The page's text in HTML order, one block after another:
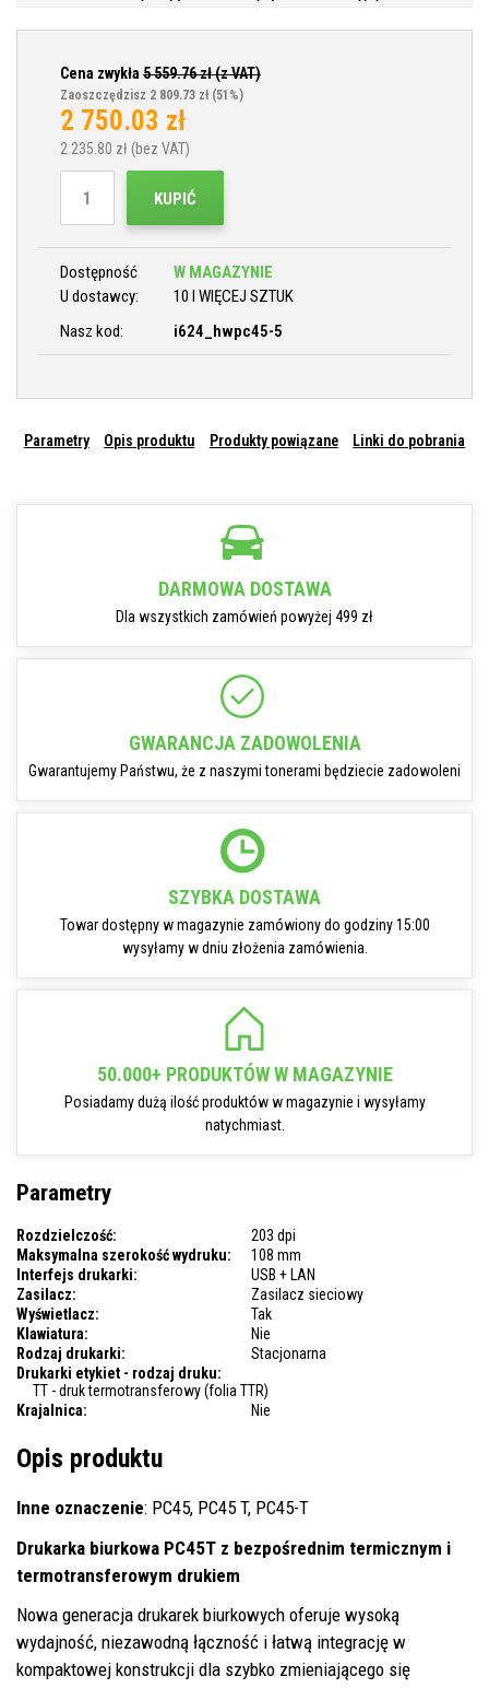
Cena zwykła 5 559.76zł (z VAT)
Zaoszczędzisz 2 809.73 zł (51%)
2 750.03 zł
2 235.80 zł (bez VAT)
KUPIĆ
Dostępność
W MAGAZYNIE
U dostawcy:
10 I WIĘCEJ SZTUK
Nasz kod:
i624_hwpc45-5
Parametry Opis produktu Produkty powiązane Linki do pobrania
DARMOWA DOSTAWA
Dla wszystkich zamówień powyżej 499 zł
GWARANCJA ZADOWOLENIA
Gwarantujemy Państwu, że z naszymi tonerami będziecie zadowoleni
SZYBKA DOSTAWA
Towar dostępny w magazynie zamówiony do godziny 15:00
wysyłamy w dniu złożenia zamówienia.
50.000+ PRODUKTÓW W MAGAZYNIE
Posiadamy dużą ilość produktów w magazynie i wysyłamy
natychmiast.
Parametry
Rozdzielczość:
203 dpi
Maksymalna szerokość wydruku:
108 mm
Interfejs drukarki:
USB + LAN
Zasilacz:
Zasilacz sieciowy
Wyświetlacz:
Tak
Klawiatura:
Nie
Rodzaj drukarki:
Stacjonarna
Drukarki etykiet - rodzaj druku:
TT - druk termotransferowy (folia TTR)
Krajalnica:
Nie
Opis produktu
Inne oznaczenie: PC45, PC45 T, PC45-T
Drukarka biurkowa PC45T z bezpośrednim termicznym i
termotransferowym drukiem
Nowa generacja drukarek biurkowych oferuje wysoką
wydajność, niezawodną łączność i łatwą integrację w
kompaktowej konstrukcji dla szybko zmieniającego się